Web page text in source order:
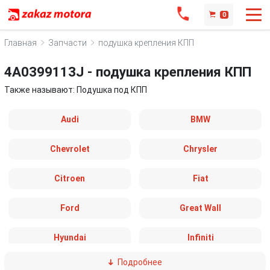
0
Главная Запчасти подушка крепления КПП
4A0399113J - подушка крепления КПП
Также называют: Подушка под КПП
Audi BMW
Chevrolet Chrysler
Citroen Fiat
Ford Great Wall
Hyundai Infiniti
Подробнее